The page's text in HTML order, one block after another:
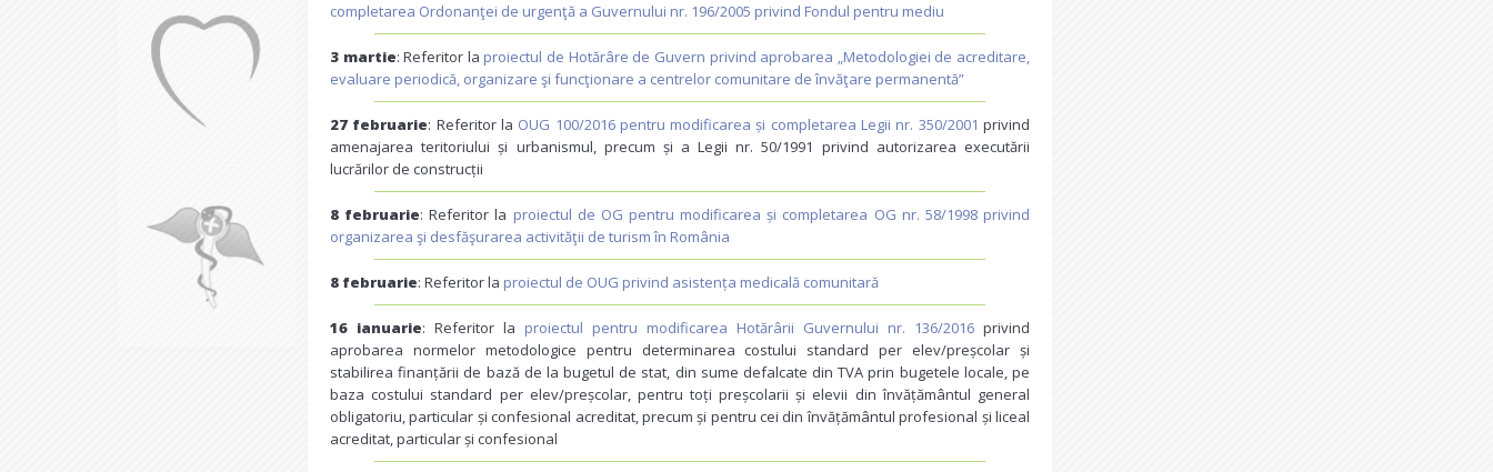
completarea Ordonanţei de urgenţă a Guvernului nr. 196/2005 privind Fondul pentru mediu
3 martie: Referitor la proiectul de Hotărâre de Guvern privind aprobarea „Metodologiei de acreditare,
evaluare periodică, organizare şi funcţionare a centrelor comunitare de învăţare permanentă”
27 februarie: Referitor la OUG 100/2016 pentru modificarea și completarea Legii nr. 350/2001 privind
amenajarea teritoriului și urbanismul, precum și a Legii nr. 50/1991 privind autorizarea executării
lucrărilor de construcții
8 februarie: Referitor la proiectul de OG pentru modificarea și completarea OG nr. 58/1998 privind
organizarea şi desfăşurarea activităţii de turism în România
8 februarie: Referitor la proiectul de OUG privind asistența medicală comunitară
16 ianuarie: Referitor la proiectul pentru modificarea Hotărârii Guvernului nr. 136/2016 privind
aprobarea normelor metodologice pentru determinarea costului standard per elev/preșcolar și
stabilirea finanțării de bază de la bugetul de stat, din sume defalcate din TVA prin bugetele locale, pe
baza costului standard per elev/preșcolar, pentru toți preșcolarii și elevii din învățământul general
obligatoriu, particular și confesional acreditat, precum și pentru cei din învățământul profesional și liceal
acreditat, particular și confesional